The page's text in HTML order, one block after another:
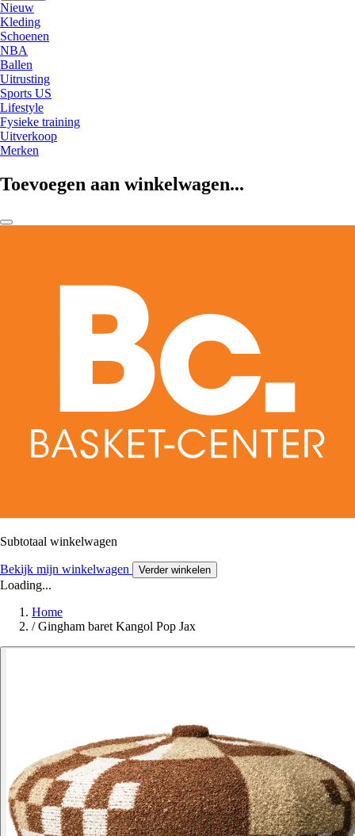
Nieuw
Kleding
Schoenen
NBA
Ballen
Uitrusting
Sports US
Lifestyle
Fysieke training
Uitverkoop
Merken
Toevoegen aan winkelwagen...
Subtotaal winkelwagen
Bekijk mijn winkelwagen Verder winkelen
Loading...
Home
/ Gingham baret Kangol Pop Jax